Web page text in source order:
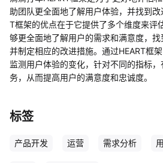
助团队更全面地了解用户体验，并找到
T框架的优点在于它提供了多个维度来评
够更全面地了解用户的需求和满意度，找
并制定相应的改进措施。通过HEART框
监测用户体验的变化，针对不同的指标
务，从而提高用户的满意度和忠诚度。
标签
产品开发 运营 需求分析